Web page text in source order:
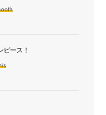
ース！